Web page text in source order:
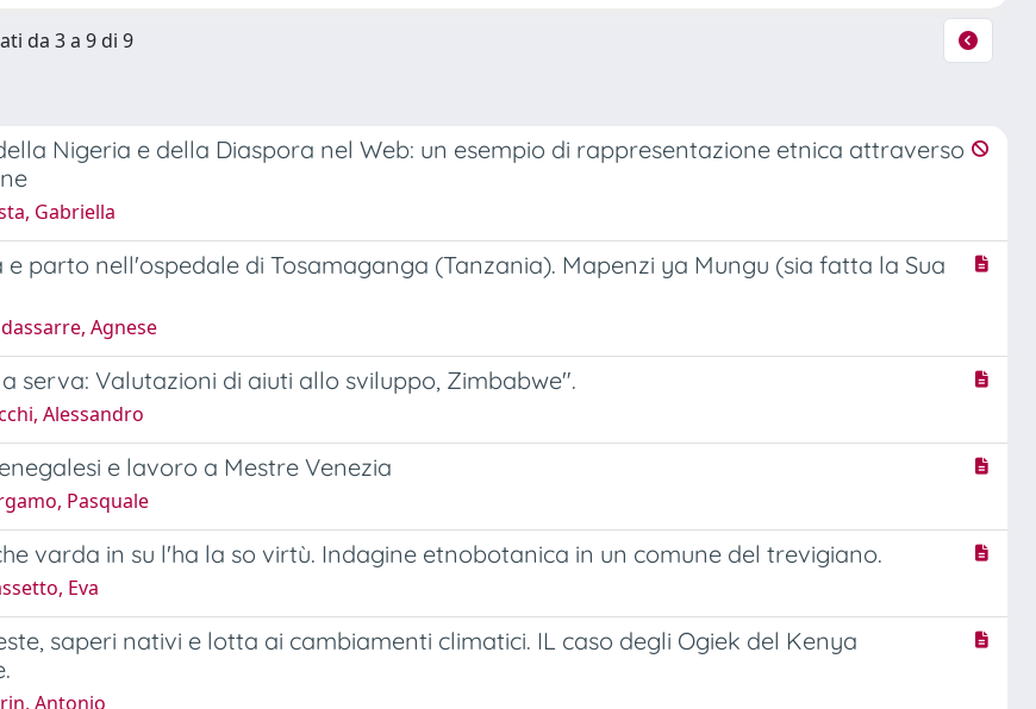
da 3 a 9 di 9
Nigeria e della Diaspora nel Web: un esempio di rappresentazione etnica attraverso
Gabriella
e parto nell'ospedale di Tosamaganga (Tanzania). Mapenzi ya Mungu (sia fatta la Sua
Agnese
serva: Valutazioni di aiuti allo sviluppo, Zimbabwe".
Alessandro
e lavoro a Mestre Venezia
Pasquale
varda in su l'ha la so virtù. Indagine etnobotanica in un comune del trevigiano.
Eva
saperi nativi e lotta ai cambiamenti climatici. IL caso degli Ogiek del Kenya
Antonio